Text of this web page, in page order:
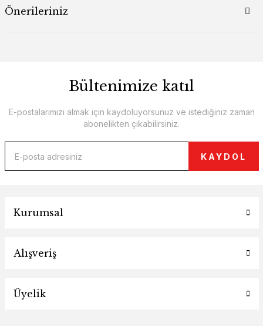
Önerileriniz
Bültenimize katıl
E-postalarımızı almak için kaydoluyorsunuz ve istediğiniz zaman
abonelikten çıkabilirsiniz.
KAYDOL
Kurumsal
Alışveriş
Üyelik